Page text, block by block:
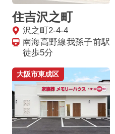
住吉沢之町
沢之町2-4-4
南海高野線我孫子前駅
徒歩5分
大阪市東成区